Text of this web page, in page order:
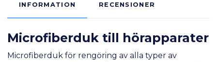
INFORMATION RECENSIONER
Microfiberduk till hörapparater
Microfiberduk för rengöring av alla typer av